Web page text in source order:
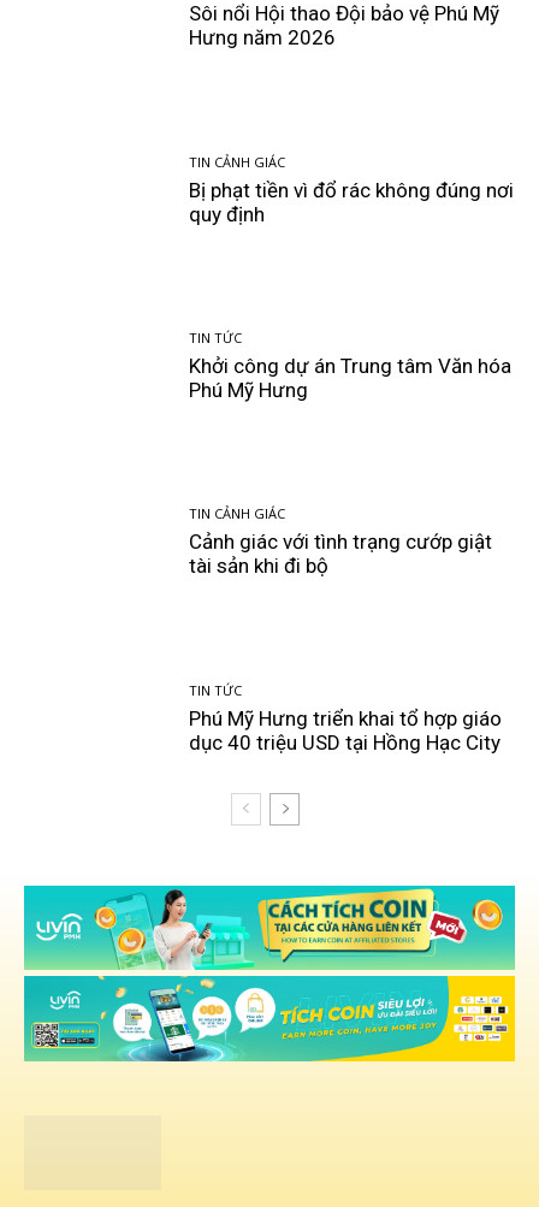
Sôi nổi Hội thao Đội bảo vệ Phú Mỹ
Hưng năm 2026
TIN CẢNH GIÁC
Bị phạt tiền vì đổ rác không đúng nơi
quy định
TIN TỨC
Khởi công dự án Trung tâm Văn hóa
Phú Mỹ Hưng
TIN CẢNH GIÁC
Cảnh giác với tình trạng cướp giật
tài sản khi đi bộ
TIN TỨC
Phú Mỹ Hưng triển khai tổ hợp giáo
dục 40 triệu USD tại Hồng Hạc City